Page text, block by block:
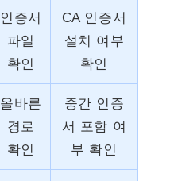
인증서
파일
확인
CA 인증서
설치 여부
확인
올바른
경로
확인
중간 인증
서 포함 여
부 확인